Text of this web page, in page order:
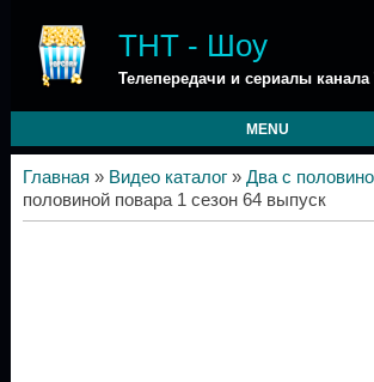
ТНТ - Шоу
Телепередачи и сериалы
MENU
Главная » Видео каталог» Два с
половиной повара 1 сезон 64 выпуск